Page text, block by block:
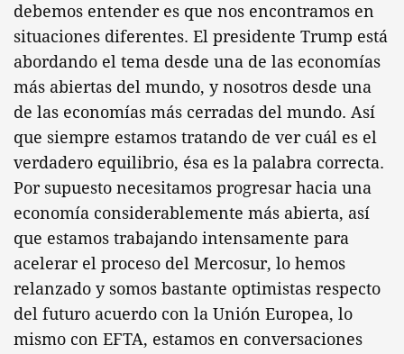
debemos entender es que nos encontramos en
situaciones diferentes. El presidente Trump está
abordando el tema desde una de las economías
más abiertas del mundo, y nosotros desde una
de las economías más cerradas del mundo. Así
que siempre estamos tratando de ver cuál es el
verdadero equilibrio, ésa es la palabra correcta.
Por supuesto necesitamos progresar hacia una
economía considerablemente más abierta, así
que estamos trabajando intensamente para
acelerar el proceso del Mercosur, lo hemos
relanzado y somos bastante optimistas respecto
del futuro acuerdo con la Unión Europea, lo
mismo con EFTA, estamos en conversaciones